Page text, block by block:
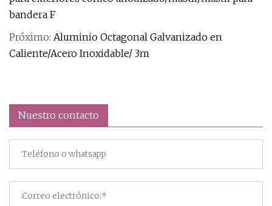
bandera F
Próximo: Aluminio Octagonal Galvanizado en
Caliente/Acero Inoxidable/ 3m
Nuestro contacto